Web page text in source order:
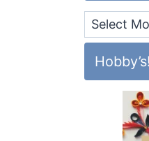
Archief
Hobby’s!